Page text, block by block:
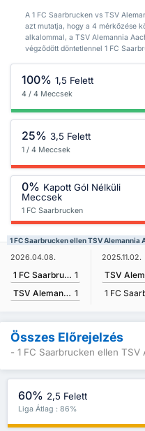
A 1 FC Saarbrucken vs TSV
azt mutatja, hogy a 4 mérkőzése
alkalommal, a TSV Alemannia
végződött döntetlennel 1 FC
100% 1,5 Felett
4 / 4 Meccsek
25% 3,5 Felett
1 / 4 Meccsek
0% Kapott Gól Nélküli
Meccsek
1 FC Saarbrucken
1 FC Saarbrucken ellen TSV Alemannia
2026.04.08.
1 FC Saarbrucken 1
TSV Alemannia Aachen 1
2025.11.02.
Összes Előrejelzés
- 1 FC Saarbrucken ellen TSV
60% 2,5 Felett
Liga Átlag : 86%